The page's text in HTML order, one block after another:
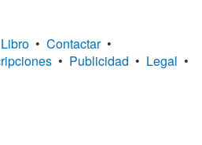
Libro • Contactar •
• Publicidad • Legal •